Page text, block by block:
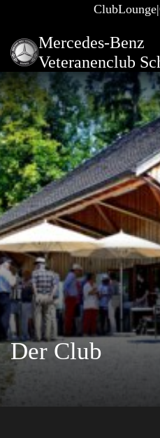
ClubLounge
Mercedes-Benz
Veteranenclub
Der Club